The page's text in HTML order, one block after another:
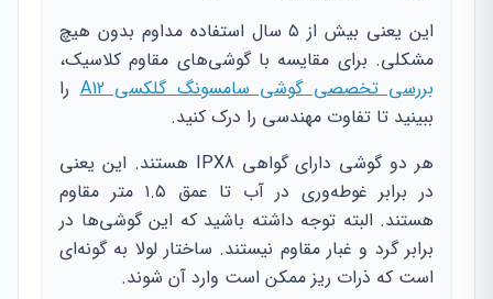
این یعنی بیش از ۵ سال استفاده مداوم بدون هیچ
مشکلی. برای مقایسه با گوشی‌های مقاوم کلاسیک،
بررسی تخصصی گوشی سامسونگ گلکسی A12
را
ببینید تا تفاوت مهندسی را درک کنید.
هر دو گوشی دارای گواهی IPX8 هستند. این یعنی
در برابر غوطه‌وری در آب تا عمق ۱.۵ متر مقاوم
هستند. البته توجه داشته باشید که این گوشی‌ها در
برابر گرد و غبار مقاوم نیستند. ساختار لولا به گونه‌ای
است که ذرات ریز ممکن است وارد آن شوند.